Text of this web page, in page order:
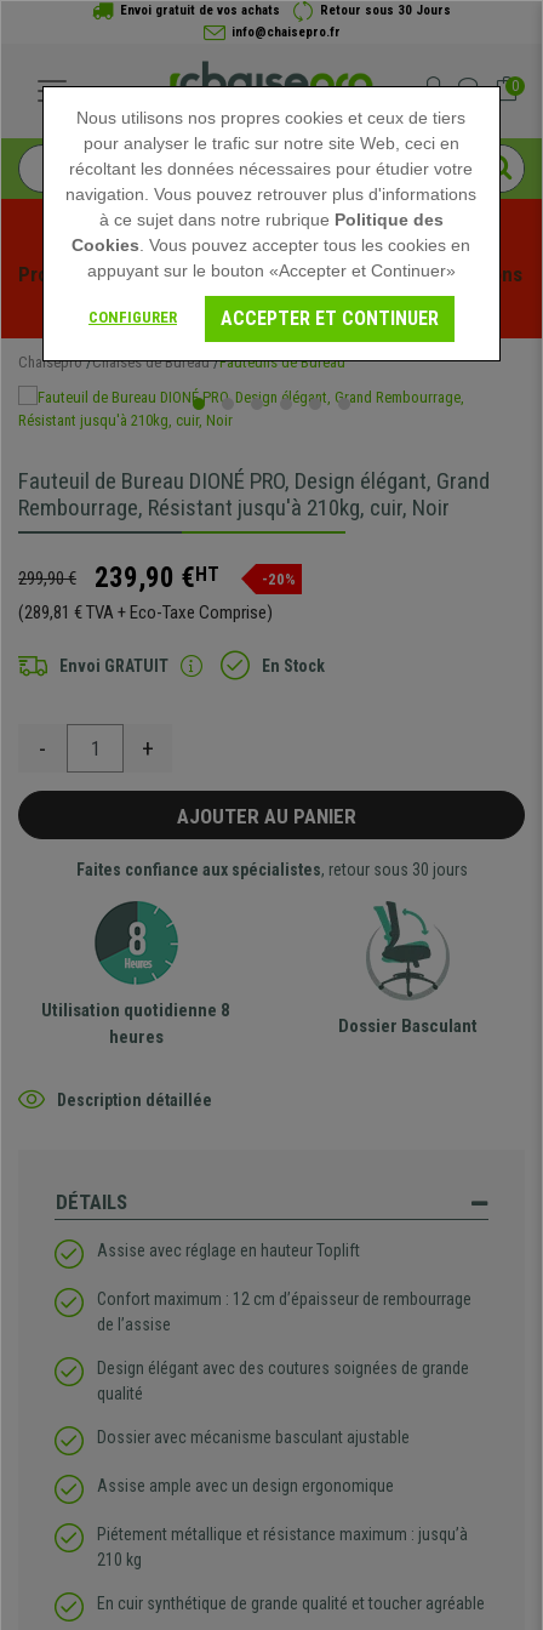
Envoi gratuit de vos achats
Retour sous 30 Jours
info@chaisepro.fr
0
Profitez des soldes d'été chez Chaisepro ! Des réductions
exclusives pour une durée limitée - Voir l'offre
Chaisepro Chaises de Bureau Fauteuils de Bureau
Fauteuil de Bureau DIONÉ PRO, Design élégant, Grand
Rembourrage, Résistant jusqu'à 210kg, cuir, Noir
299,90 € 239,90 €HT -20%
(289,81 € TVA + Eco-Taxe Comprise)
Envoi GRATUIT En Stock
- +
AJOUTER AU PANIER
Faites confiance aux spécialistes, retour sous 30 jours
Utilisation quotidienne 8
heures
Dossier Basculant
Description détaillée
DÉTAILS
Assise avec réglage en hauteur Toplift
Confort maximum : 12 cm d’épaisseur de rembourrage
de l’assise
Design élégant avec des coutures soignées de grande
qualité
Dossier avec mécanisme basculant ajustable
Assise ample avec un design ergonomique
Piétement métallique et résistance maximum : jusqu’à
210 kg
En cuir synthétique de grande qualité et toucher agréable
Nous utilisons nos propres cookies et ceux de tiers
pour analyser le trafic sur notre site Web, ceci en
récoltant les données nécessaires pour étudier votre
navigation. Vous pouvez retrouver plus d'informations
à ce sujet dans notre rubrique Politique des
Cookies . Vous pouvez accepter tous les cookies en
appuyant sur le bouton «Accepter et Continuer»
CONFIGURER ACCEPTER ET CONTINUER